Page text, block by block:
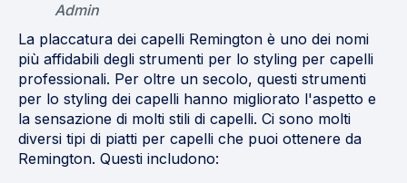
Admin
La placcatura dei capelli Remington è uno dei nomi
più affidabili degli strumenti per lo styling per capelli
professionali. Per oltre un secolo, questi strumenti
per lo styling dei capelli hanno migliorato l'aspetto e
la sensazione di molti stili di capelli. Ci sono molti
diversi tipi di piatti per capelli che puoi ottenere da
Remington. Questi includono: